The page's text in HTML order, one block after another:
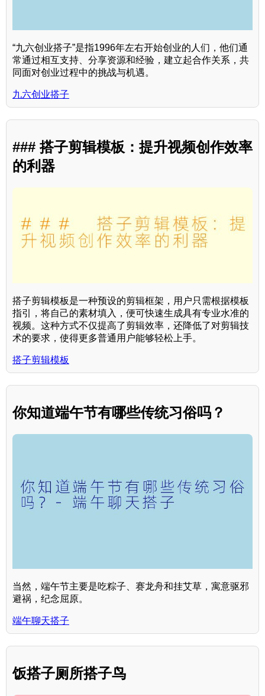
“九六创业搭子”是指1996年左右开始创业的人们，他们通
常通过相互支持、分享资源和经验，建立起合作关系，共
同面对创业过程中的挑战与机遇。
九六创业搭子
### 搭子剪辑模板：提升视频创作效率
的利器
搭子剪辑模板是一种预设的剪辑框架，用户只需根据模板
指引，将自己的素材填入，便可快速生成具有专业水准的
视频。这种方式不仅提高了剪辑效率，还降低了对剪辑技
术的要求，使得更多普通用户能够轻松上手。
搭子剪辑模板
你知道端午节有哪些传统习俗吗？
当然，端午节主要是吃粽子、赛龙舟和挂艾草，寓意驱邪
避祸，纪念屈原。
端午聊天搭子
饭搭子厕所搭子鸟